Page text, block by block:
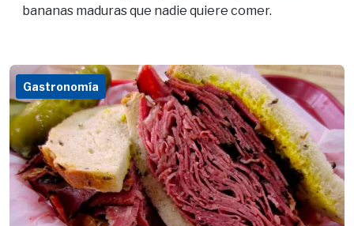
bananas maduras que nadie quiere comer.
Gastronomía